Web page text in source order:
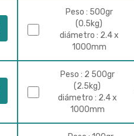
Peso : 500gr
(0.5kg)
diámetro : 2.4 x
1000mm
Peso : 2 500gr
(2.5kg)
diámetro : 2.4 x
1000mm